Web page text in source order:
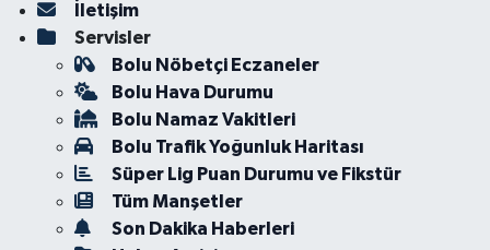
İletişim
Servisler
Bolu Nöbetçi Eczaneler
Bolu Hava Durumu
Bolu Namaz Vakitleri
Bolu Trafik Yoğunluk Haritası
Süper Lig Puan Durumu ve Fikstür
Tüm Manşetler
Son Dakika Haberleri